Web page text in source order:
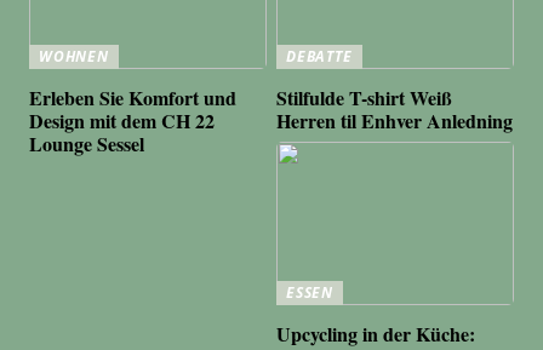
WOHNEN
Erleben Sie Komfort und
Design mit dem CH 22
Lounge Sessel
DEBATTE
Stilfulde T-shirt Weiß
Herren til Enhver Anledning
ESSEN
Upcycling in der Küche: